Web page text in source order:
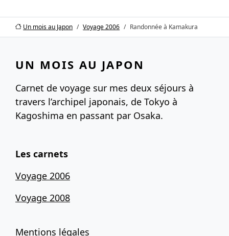
Un mois au Japon Voyage 2006 Randonnée à Kamakura
UN MOIS AU JAPON
Carnet de voyage sur mes deux séjours à
travers l’archipel japonais, de Tokyo à
Kagoshima en passant par Osaka.
Les carnets
Voyage 2006
Voyage 2008
Mentions légales